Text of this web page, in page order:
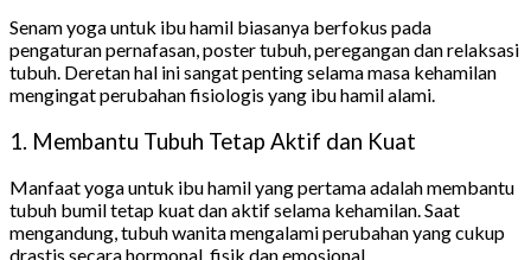
Senam yoga untuk ibu hamil biasanya berfokus pada
pengaturan pernafasan, poster tubuh, peregangan dan relaksasi
tubuh. Deretan hal ini sangat penting selama masa kehamilan
mengingat perubahan fisiologis yang ibu hamil alami.
1. Membantu Tubuh Tetap Aktif dan Kuat
Manfaat yoga untuk ibu hamil yang pertama adalah membantu
tubuh bumil tetap kuat dan aktif selama kehamilan. Saat
mengandung, tubuh wanita mengalami perubahan yang cukup
drastis secara hormonal, fisik dan emosional.